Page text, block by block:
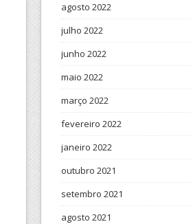
agosto 2022
julho 2022
junho 2022
maio 2022
março 2022
fevereiro 2022
janeiro 2022
outubro 2021
setembro 2021
agosto 2021